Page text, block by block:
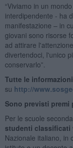
“Viviamo in un
interdipendente - ha
manifestazione – in
giovani sono risorse
ad attirare
divertendoci, l'unico
conservarlo”.
Tutte le informazioni
su http://
Sono previsti premi
Per le scuole
studenti classificati
Nazionale italiano, in